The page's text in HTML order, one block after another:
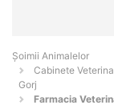
Şoimii Animalelor
Cabinete
Gorj
Farmacia